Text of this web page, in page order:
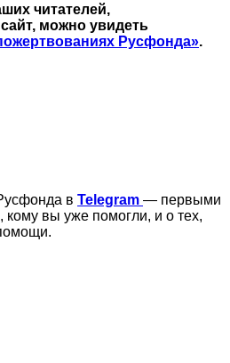
читателей,
можно увидеть
Русфонда».
в Telegram — первыми
кому вы уже помогли, и о тех,